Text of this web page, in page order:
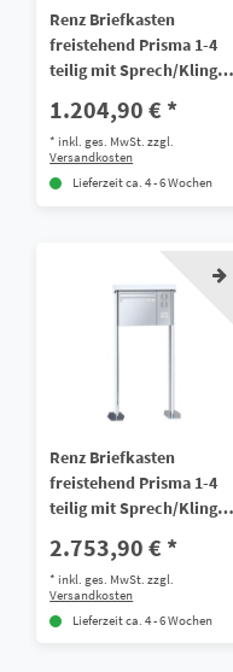
Renz Briefkasten
freistehend Prisma 1-4
teilig mit Sprech/Klingel
1.204,90 € *
*inkl. ges. MwSt. zzgl.
Versandkosten
Lieferzeit ca. 4 - 6 Wochen
Renz Briefkasten
freistehend Prisma 1-4
teilig mit Sprech/Klingel
2.753,90 € *
*inkl. ges. MwSt. zzgl.
Versandkosten
Lieferzeit ca. 4 - 6 Wochen